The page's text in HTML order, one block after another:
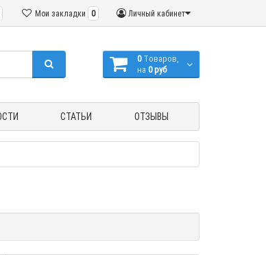
Личный кабинет
Мои закладки 0
0 Tоваров,
на 0 руб
СТАТЬИ ОТЗЫВЫ